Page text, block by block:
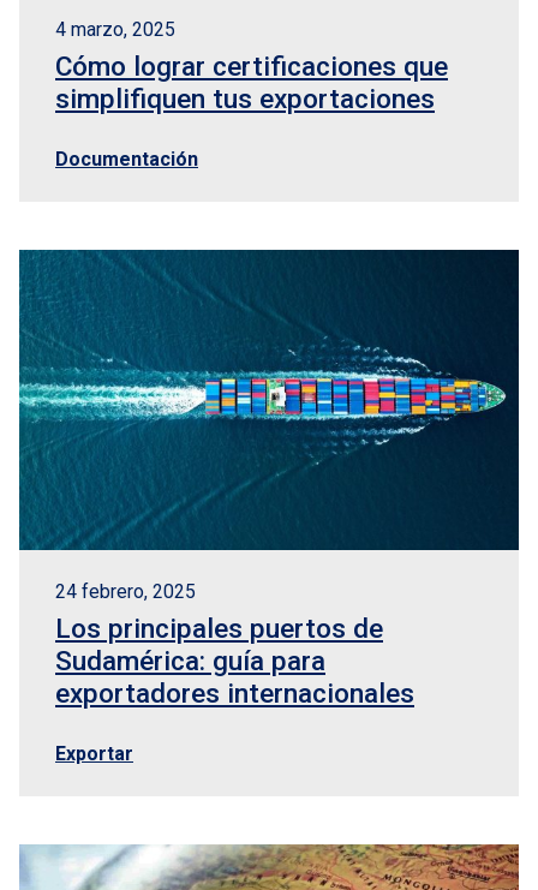
4 marzo, 2025
Cómo lograr certificaciones que
simplifiquen tus exportaciones
Documentación
24 febrero, 2025
Los principales puertos de
Sudamérica: guía para
exportadores internacionales
Exportar